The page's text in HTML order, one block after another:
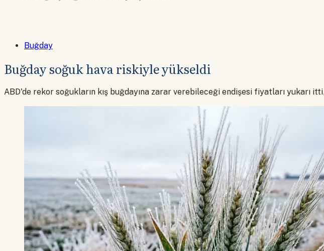
Buğday
Buğday soğuk hava riskiyle yükseldi
ABD'de rekor soğukların kış buğdayına zarar verebileceği endişesi fiyatları yukarı